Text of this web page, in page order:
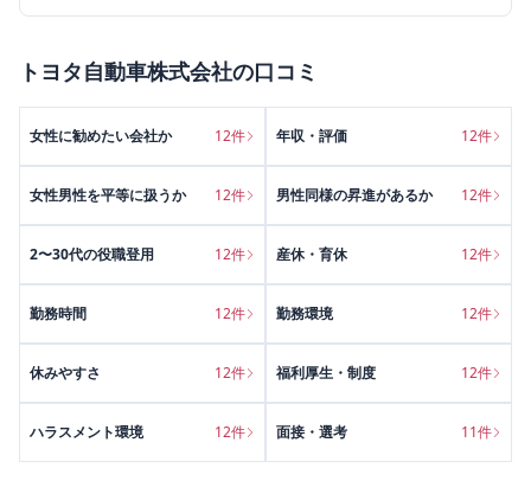
トヨタ自動車株式会社の口コミ
女性に勧めたい会社か 12件 年収・評価 12件
女性男性を平等に扱うか 12件 男性同様の昇進があるか 12件
2〜30代の役職登用 12件 産休・育休 12件
勤務時間 12件 勤務環境 12件
休みやすさ 12件 福利厚生・制度 12件
ハラスメント環境 12件 面接・選考 11件